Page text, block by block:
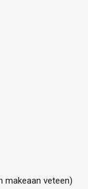
makeaan veteen)